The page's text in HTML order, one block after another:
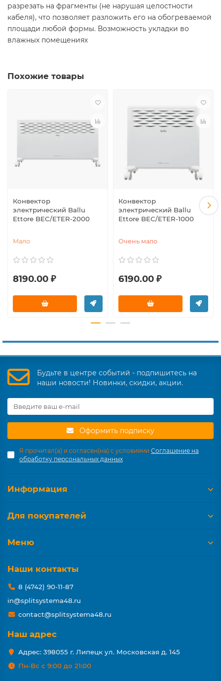
разрезать на фрагменты (не нарушая целостности
кабеля), что позволяет разложить его на обогреваемой
площади любой формы. Возможность укладки во
влажных помещениях
Похожие товары
Конвектор
электрический Ballu
Ettore BEC/ETER-2000
Мало
8190.00 ₽
Конвектор
электрический Ballu
Ettore BEC/ETER-1000
Очень мало
6190.00 ₽
Будьте в центре событий - подпишитесь на
наши новости! Новинки, скидки, акции.
Оформить подписку
Я прочитал(а) и согласен(на) с условиями Соглашение на
обработку персональных данных
Информация
Для покупателей
Меню
Наши контакты
8 (4742) 90-11-87
in@splitsystema48.ru
contact@splitsystema48.ru
Наш адрес
Адрес: 398055 г. Липецк ул. Московская д. 145
Пн-Вс с 9:00 до 21:00